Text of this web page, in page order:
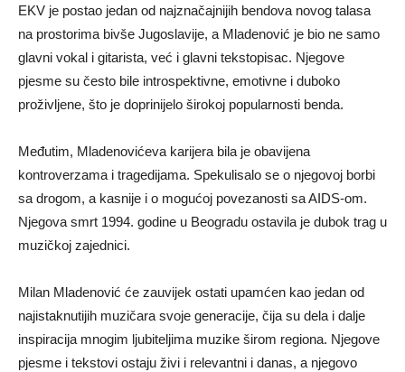
EKV je postao jedan od najznačajnijih bendova novog talasa
na prostorima bivše Jugoslavije, a Mladenović je bio ne samo
glavni vokal i gitarista, već i glavni tekstopisac. Njegove
pjesme su često bile introspektivne, emotivne i duboko
proživljene, što je doprinijelo širokoj popularnosti benda.
Međutim, Mladenovićeva karijera bila je obavijena
kontroverzama i tragedijama. Spekulisalo se o njegovoj borbi
sa drogom, a kasnije i o mogućoj povezanosti sa AIDS-om.
Njegova smrt 1994. godine u Beogradu ostavila je dubok trag u
muzičkoj zajednici.
Milan Mladenović će zauvijek ostati upamćen kao jedan od
najistaknutijih muzičara svoje generacije, čija su dela i dalje
inspiracija mnogim ljubiteljima muzike širom regiona. Njegove
pjesme i tekstovi ostaju živi i relevantni i danas, a njegovo